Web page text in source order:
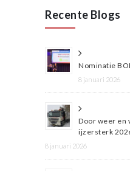
Recente Blogs
Nominatie
8 januari 2026
Door weer en
ijzersterk
8 januari 2026